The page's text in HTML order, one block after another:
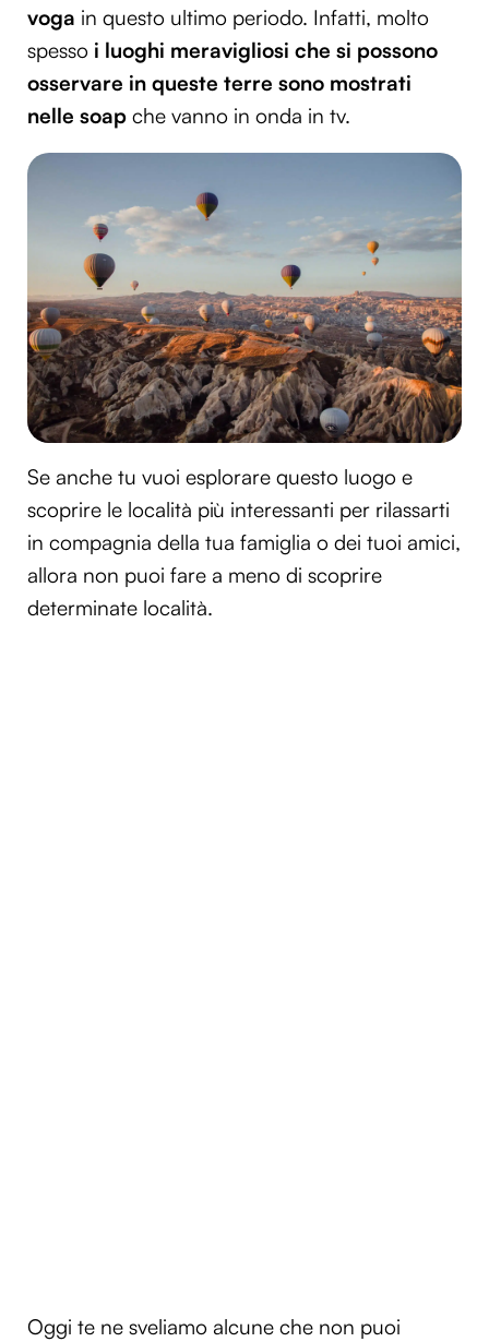
voga in questo ultimo periodo. Infatti, molto
spesso i luoghi meravigliosi che si possono
osservare in queste terre sono mostrati
nelle soap che vanno in onda in tv.
Se anche tu vuoi esplorare questo luogo e
scoprire le località più interessanti per rilassarti
in compagnia della tua famiglia o dei tuoi amici,
allora non puoi fare a meno di scoprire
determinate località.
Oggi te ne sveliamo alcune che non puoi